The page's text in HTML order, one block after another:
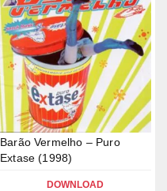
Barão Vermelho – Puro
Extase (1998)
DOWNLOAD